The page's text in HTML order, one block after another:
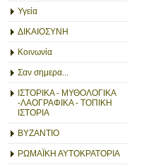
Υγεία
ΔΙΚΑΙΟΣΥΝΗ
Κοινωνία
Σαν σημερα...
ΙΣΤΟΡΙΚΑ - ΜΥΘΟΛΟΓΙΚΑ
-ΛΑΟΓΡΑΦΙΚΑ - ΤΟΠΙΚΗ
ΙΣΤΟΡΙΑ
ΒΥΖΑΝΤΙΟ
ΡΩΜΑΪΚΗ ΑΥΤΟΚΡΑΤΟΡΙΑ